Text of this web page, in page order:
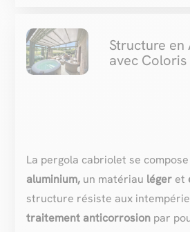
Structure en
avec
La pergola cabriolet se
aluminium, un matériau léger et
structure résiste aux
traitement anticorrosion par